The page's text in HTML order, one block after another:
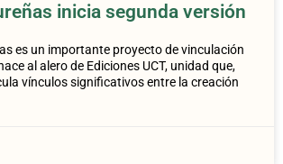
inicia segunda versión
es un importante proyecto de vinculación
al alero de Ediciones UCT, unidad que,
vínculos significativos entre la creación